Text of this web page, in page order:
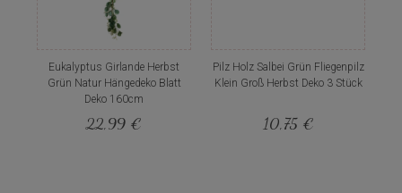
Eukalyptus Girlande Herbst
Grün Natur Hängedeko Blatt
Deko 160cm
22,99 €
Pilz Holz Salbei Grün Fliegenpilz
Klein Groß Herbst Deko 3 Stück
10,75 €